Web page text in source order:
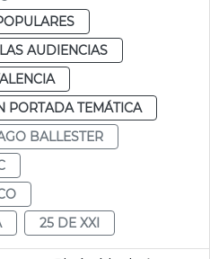
AUDIENCIAS
PORTADA TEMÁTICA
BALLESTER
25 DE XXI